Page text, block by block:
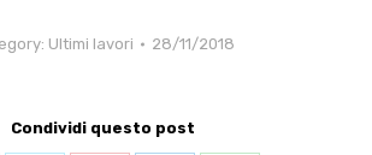
Ultimi lavori 28/11/2018
Condividi questo post